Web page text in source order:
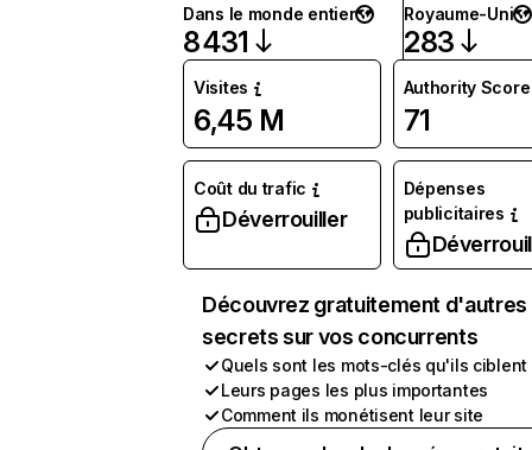
Dans le monde entier
8 431
Royaume-Uni
283
Visites
6,45 M
Authority Score
71
Coût du trafic
Déverrouiller
Dépenses
publicitaires
Découvrez gratuitement d'autres
secrets sur vos concurrents
Quels sont les mots-clés qu'ils ciblent
Leurs pages les plus importantes
Comment ils monétisent leur site